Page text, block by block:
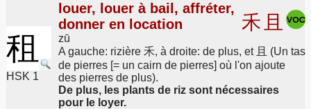
租
HSK 1
louer, louer à bail, affréter,
donner en location
zū
禾 且
A gauche: rizière 禾, à droite: de plus, et 且 (Un tas
de pierres [= un cairn de pierres] où l'on ajoute
des pierres de plus).
De plus, les plants de riz sont nécessaires
pour le loyer.